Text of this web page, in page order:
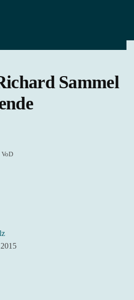
Sammel
VoD